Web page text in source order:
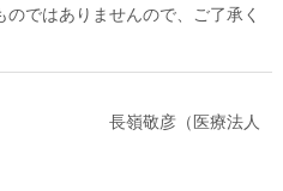
ではありませんので、ご了承く
る解説 長嶺敬彦（医療法人